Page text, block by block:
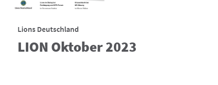
Lions Deutschland
LION Oktober 2023